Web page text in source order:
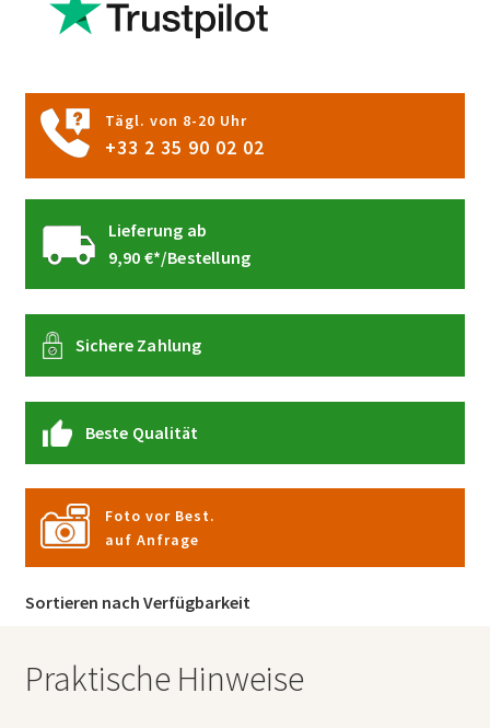
Tägl. von 8-20 Uhr
+33 2 35 90 02 02
Lieferung ab
9,90 €*/Bestellung
Sichere Zahlung
Beste Qualität
Foto vor Best.
auf Anfrage
Sortieren nach Verfügbarkeit
Praktische Hinweise